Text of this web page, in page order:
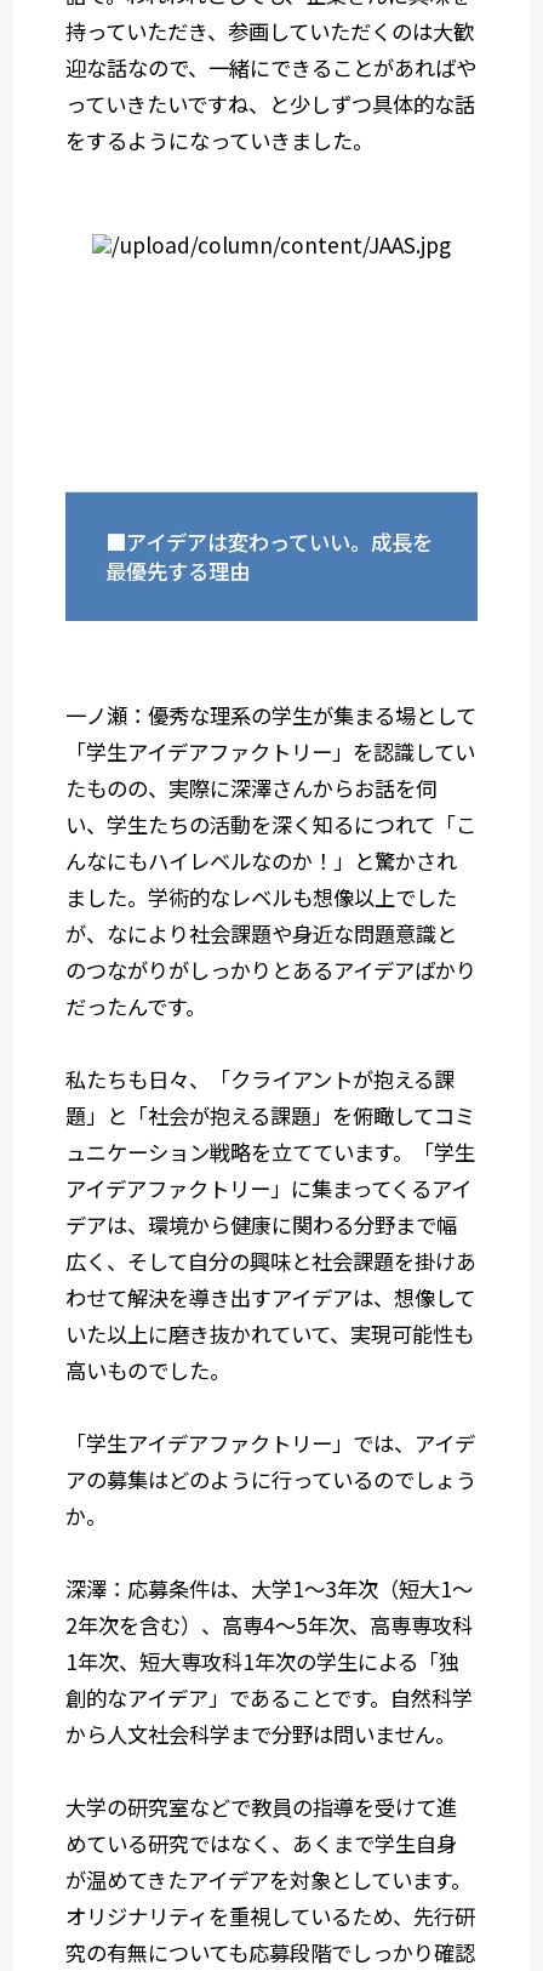
持っていただき、参画していただくのは大歓
迎な話なので、一緒にできることがあればや
っていきたいですね、と少しずつ具体的な話
をするようになっていきました。
■アイデアは変わっていい。成長を
最優先する理由
一ノ瀬：優秀な理系の学生が集まる場として
「学生アイデアファクトリー」を認識してい
たものの、実際に深澤さんからお話を伺
い、学生たちの活動を深く知るにつれて「こ
んなにもハイレベルなのか！」と驚かされ
ました。学術的なレベルも想像以上でした
が、なにより社会課題や身近な問題意識と
のつながりがしっかりとあるアイデアばかり
だったんです。
私たちも日々、「クライアントが抱える課
題」と「社会が抱える課題」を俯瞰してコミ
ュニケーション戦略を立てています。「学生
アイデアファクトリー」に集まってくるアイ
デアは、環境から健康に関わる分野まで幅
広く、そして自分の興味と社会課題を掛けあ
わせて解決を導き出すアイデアは、想像して
いた以上に磨き抜かれていて、実現可能性も
高いものでした。
「学生アイデアファクトリー」では、アイデ
アの募集はどのように行っているのでしょう
か。
深澤：応募条件は、大学1～3年次（短大1～
2年次を含む）、高専4～5年次、高専専攻科
1年次、短大専攻科1年次の学生による「独
創的なアイデア」であることです。自然科学
から人文社会科学まで分野は問いません。
大学の研究室などで教員の指導を受けて進
めている研究ではなく、あくまで学生自身
が温めてきたアイデアを対象としています。
オリジナリティを重視しているため、先行研
究の有無についても応募段階でしっかり確認